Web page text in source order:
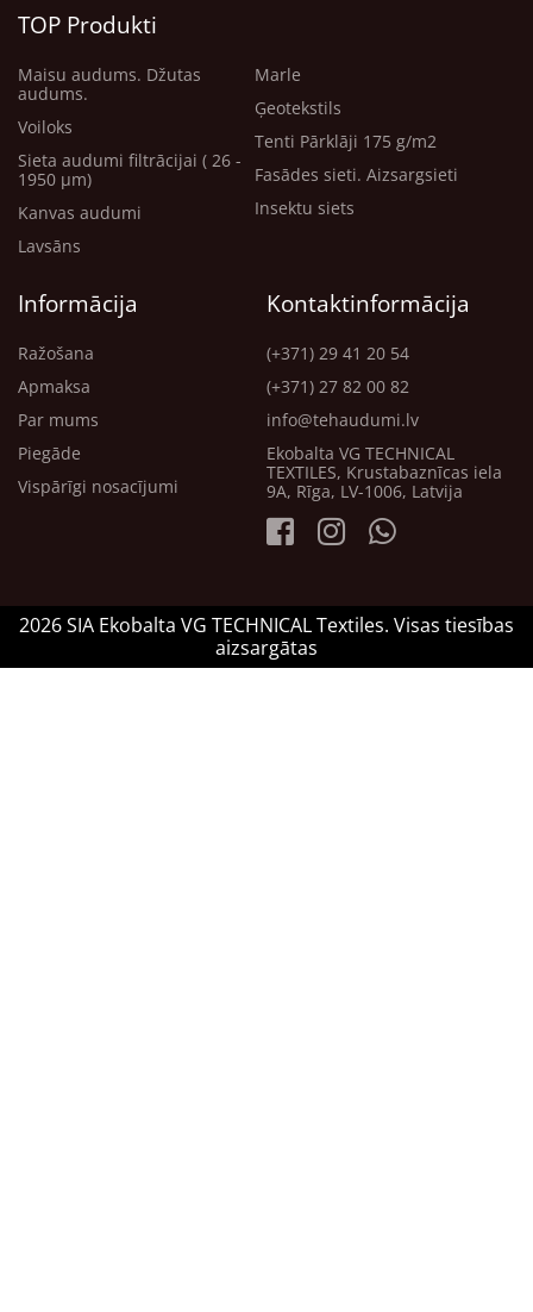
TOP Produkti
Maisu audums. Džutas
audums.
Voiloks
Sieta audumi filtrācijai ( 26 -
1950 μm)
Kanvas audumi
Lavsāns
Marle
Ģeotekstils
Tenti Pārklāji 175 g/m2
Fasādes sieti. Aizsargsieti
Insektu siets
Informācija
Ražošana
Apmaksa
Par mums
Piegāde
Vispārīgi nosacījumi
Kontaktinformācija
(+371) 29 41 20 54
(+371) 27 82 00 82
info@tehaudumi.lv
Ekobalta VG TECHNICAL
TEXTILES, Krustabaznīcas iela
9A, Rīga, LV-1006, Latvija
2026 SIA Ekobalta VG TECHNICAL Textiles. Visas tiesības
aizsargātas